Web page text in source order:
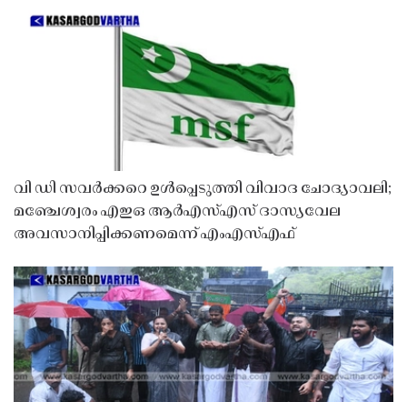
വി ഡി സവർക്കറെ ഉൾപ്പെടുത്തി വിവാദ ചോദ്യാവലി;
മഞ്ചേശ്വരം എഇഒ ആർഎസ്എസ് ദാസ്യവേല
അവസാനിപ്പിക്കണമെന്ന് എംഎസ്എഫ്